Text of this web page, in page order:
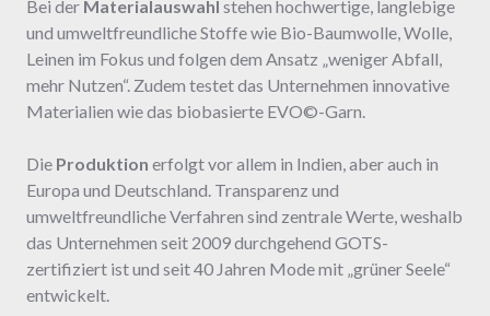
Bei der Materialauswahl stehen hochwertige, langlebige
und umweltfreundliche Stoffe wie Bio-Baumwolle, Wolle,
Leinen im Fokus und folgen dem Ansatz „weniger Abfall,
mehr Nutzen“. Zudem testet das Unternehmen innovative
Materialien wie das biobasierte EVO©-Garn.
Die Produktion erfolgt vor allem in Indien, aber auch in
Europa und Deutschland. Transparenz und
umweltfreundliche Verfahren sind zentrale Werte, weshalb
das Unternehmen seit 2009 durchgehend GOTS-
zertifiziert ist und seit 40 Jahren Mode mit „grüner Seele“
entwickelt.